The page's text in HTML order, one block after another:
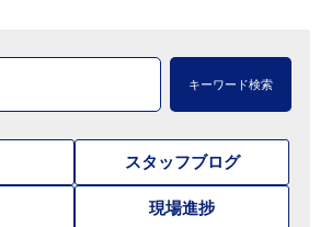
キーワード検索
スタッフブログ
現場進捗